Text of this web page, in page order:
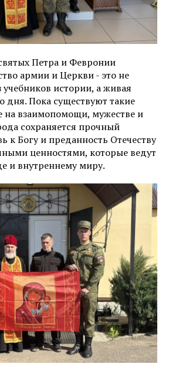
Петра и Февронии
армии и Церкви - это не
учебников истории, а живая
дня. Пока существуют такие
на взаимопомощи, мужестве и
сохраняется прочный
к Богу и преданность Отечеству
ценностями, которые ведут
и внутреннему миру.